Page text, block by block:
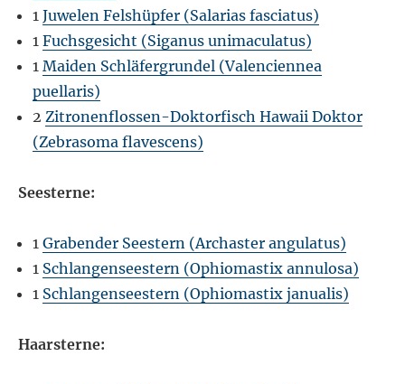
1Juwelen Felshüpfer (Salarias fasciatus)
1Fuchsgesicht (Siganus unimaculatus)
1Maiden Schläfergrundel (Valenciennea
puellaris)
2 Zitronenflossen-Doktorfisch Hawaii Doktor
(Zebrasoma flavescens)
Seesterne:
1Grabender Seestern (Archaster angulatus)
1 Schlangenseestern (Ophiomastix annulosa)
1 Schlangenseestern (Ophiomastix janualis)
Haarsterne: